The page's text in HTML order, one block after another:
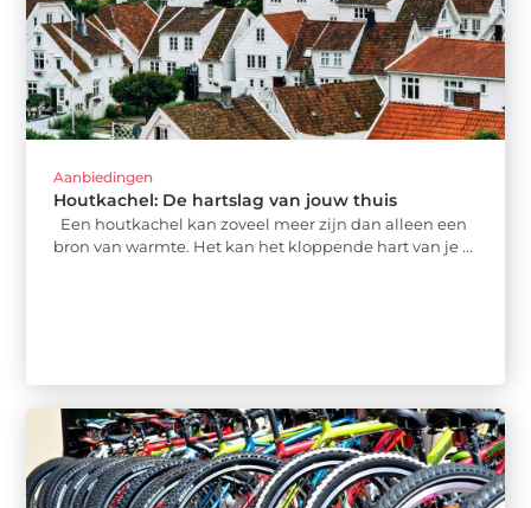
Aanbiedingen
Houtkachel: De hartslag van jouw thuis
Een houtkachel kan zoveel meer zijn dan alleen een
bron van warmte. Het kan het kloppende hart van je ...